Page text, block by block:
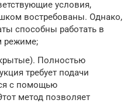
условия,
востребованы. Однако,
способны работать в
режиме;
Полностью
требует подачи
с помощью
метод позволяет